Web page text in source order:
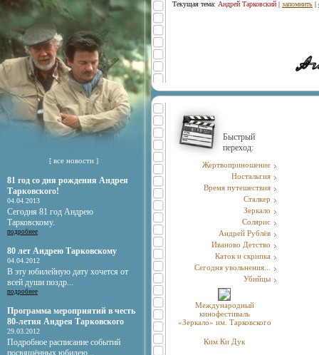
[ все новости ]
81 год со дня рождения Андрея
Тарковского!
04.04.2013
Сегодня 81 год Андрею
Тарковскому.
подробнее
80 лет Андрею Тарковскому
04.04.2012
В эту юбилейную дату хочется от
всей души поздр...
подробнее
Программа мероприятий в честь
80-летия Андрея Тарковского
29.03.2012
Подробное расписание событий
посвящённых юбилею...
Текущая тема: Андрей Тарковский | запомнить |
Быстрый
переход:
Жертвоприношение
Ностальгия
Время путешествия
Сталкер
Зеркало
Солярис
Андрей Рублёв
Иваново Детство
Каток и скрипка
Сегодня увольнения...
Убийцы
Международный
кинофестиваль
«Зеркало» им. Тарковского
Ким Ки Дук